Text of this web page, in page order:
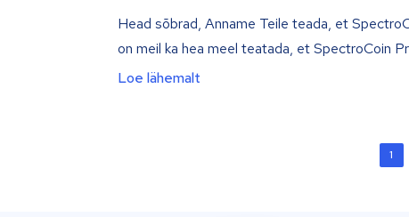
Head sõbrad, Anname Teile teada, et
on meil ka hea meel teatada, et SpectroCoin
Loe lähemalt
1